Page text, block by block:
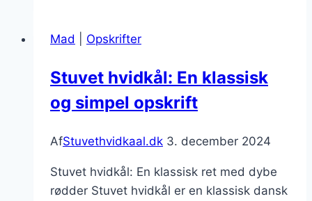
og
Mad Opskrifter
Stuvet hvidkål: En klassisk
og simpel opskrift
AfStuvethvidkaal.dk 3. december 2024
Stuvet hvidkål: En klassisk ret med dybe
rødder Stuvet hvidkål er en klassisk dansk